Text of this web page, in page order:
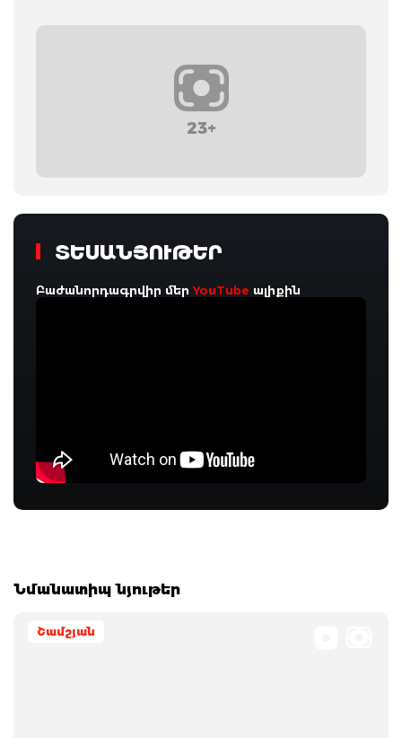
23+
ՏԵՍԱՆՅՈՒԹԵՐ
Բաժանորդագրվիր մերYouTube ալիքին
Նմանատիպ նյութեր
Շամշյան